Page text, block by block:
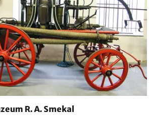
R. A. Smekal